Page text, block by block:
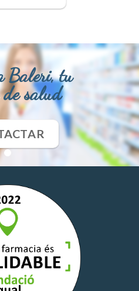
Baleri, tu
de salud